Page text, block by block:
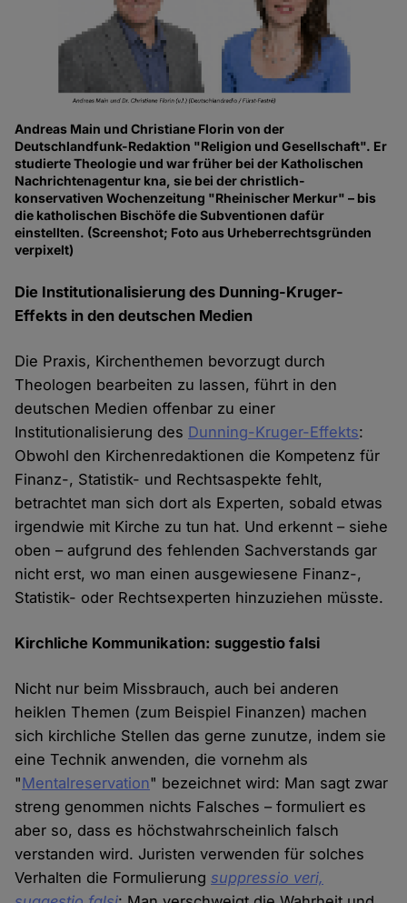
Andreas Main und Christiane Florin von der
Deutschlandfunk-Redaktion "Religion und Gesellschaft". Er
studierte Theologie und war früher bei der Katholischen
Nachrichtenagentur kna, sie bei der christlich-
konservativen Wochenzeitung "Rheinischer Merkur" – bis
die katholischen Bischöfe die Subventionen dafür
einstellten. (Screenshot; Foto aus Urheberrechtsgründen
verpixelt)
Die Institutionalisierung des Dunning-Kruger-
Effekts in den deutschen Medien
Die Praxis, Kirchenthemen bevorzugt durch
Theologen bearbeiten zu lassen, führt in den
deutschen Medien offenbar zu einer
Institutionalisierung des Dunning-Kruger-Effekts:
Obwohl den Kirchenredaktionen die Kompetenz für
Finanz-, Statistik- und Rechtsaspekte fehlt,
betrachtet man sich dort als Experten, sobald etwas
irgendwie mit Kirche zu tun hat. Und erkennt – siehe
oben – aufgrund des fehlenden Sachverstands gar
nicht erst, wo man einen ausgewiesene Finanz-,
Statistik- oder Rechtsexperten hinzuziehen müsste.
Kirchliche Kommunikation: suggestio falsi
Nicht nur beim Missbrauch, auch bei anderen
heiklen Themen (zum Beispiel Finanzen) machen
sich kirchliche Stellen das gerne zunutze, indem sie
eine Technik anwenden, die vornehm als
"Mentalreservation" bezeichnet wird: Man sagt zwar
streng genommen nichts Falsches – formuliert es
aber so, dass es höchstwahrscheinlich falsch
verstanden wird. Juristen verwenden für solches
Verhalten die Formulierungsuppressio veri,